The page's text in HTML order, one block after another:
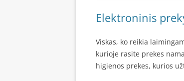
Elektroninis
Viskas, ko reikia
kurioje rasite prekes
higienos prekes, kurios